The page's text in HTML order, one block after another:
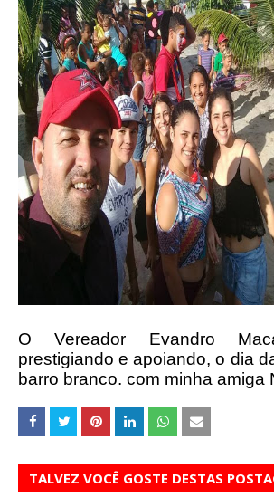
O Vereador Evandro
prestigiando e apoiando, o dia
barro branco. com minha amiga
TALVEZ VOCÊ GOSTE DESTAS